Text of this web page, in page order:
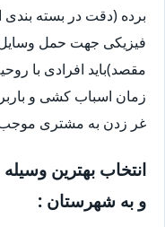
برده (دقت در بسته
فیزیکی جهت حمل وسایل
مقصد)باید افرادی با
زمان اسباب کشی و
غر زدن به مشتری موجب
انتخاب بهترین
و به شهرستان :